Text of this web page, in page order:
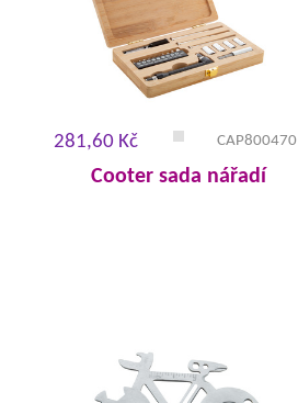
281,60 Kč CAP800470
Cooter sada nářadí